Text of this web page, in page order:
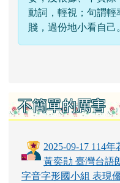
動詞，輕視；句謂輕
賤，過份地小看自己
不簡單的厲害
2025-09-17 114
黃奕勛 臺灣台語
字音字形國小組 表現優